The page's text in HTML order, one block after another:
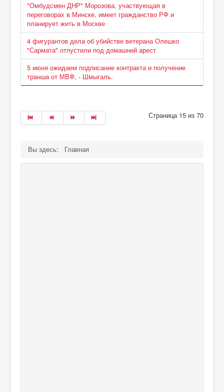
"Омбудсмен ДНР" Морозова, участвующая в
переговорах в Минске, имеет гражданство РФ и
планирует жить в Москве
4 фигурантов дела об убийстве ветерана Олешко
"Сармата" отпустили под домашний арест
5 июня ожидаем подписание контракта и получение
транша от МВФ, - Шмыгаль.
Страница 15 из 70
Вы здесь: Главная